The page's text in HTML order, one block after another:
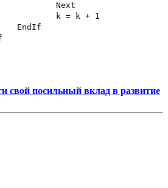
Next
k = k + 1
EndIf
свой посильный вклад в развитие